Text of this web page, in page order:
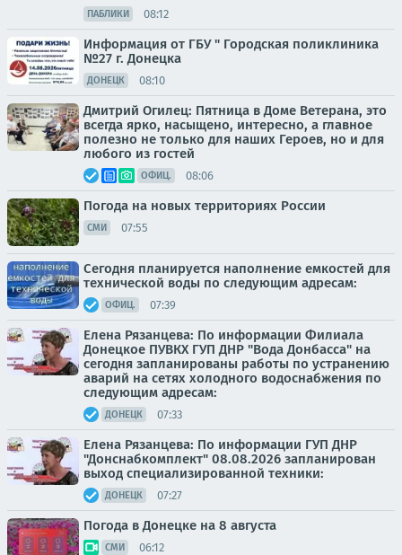
ПАБЛИКИ 08:12
Информация от ГБУ " Городская поликлиника
№27 г. Донецка
ДОНЕЦК 08:10
Дмитрий Огилец: Пятница в Доме Ветерана, это
всегда ярко, насыщено, интересно, а главное
полезно не только для наших Героев, но и для
любого из гостей
ОФИЦ. 08:06
Погода на новых территориях России
СМИ 07:55
Сегодня планируется наполнение емкостей для
технической воды по следующим адресам:
ОФИЦ. 07:39
Елена Рязанцева: По информации Филиала
Донецкое ПУВКХ ГУП ДНР "Вода Донбасса" на
сегодня запланированы работы по устранению
аварий на сетях холодного водоснабжения по
следующим адресам:
ДОНЕЦК 07:33
Елена Рязанцева: По информации ГУП ДНР
"Донснабкомплект" 08.08.2026 запланирован
выход специализированной техники:
ДОНЕЦК 07:27
Погода в Донецке на 8 августа
СМИ 06:12